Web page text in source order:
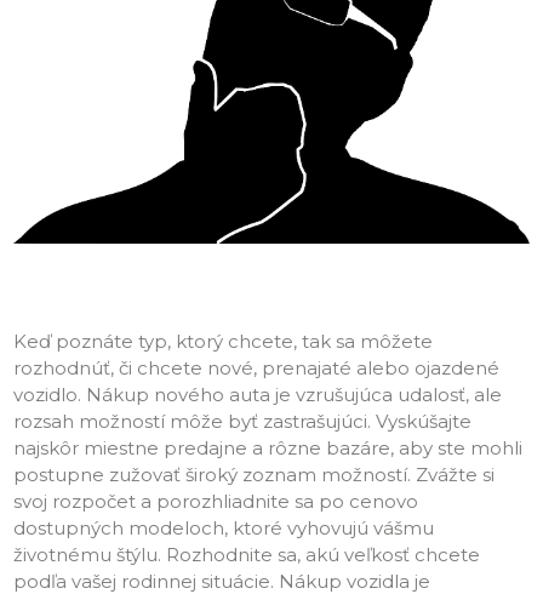
Keď poznáte typ, ktorý chcete, tak sa môžete
rozhodnúť, či chcete nové, prenajaté alebo ojazdené
vozidlo. Nákup nového auta je vzrušujúca udalosť, ale
rozsah možností môže byť zastrašujúci. Vyskúšajte
najskôr miestne predajne a rôzne bazáre, aby ste mohli
postupne zužovať široký zoznam možností. Zvážte si
svoj rozpočet a porozhliadnite sa po cenovo
dostupných modeloch, ktoré vyhovujú vášmu
životnému štýlu. Rozhodnite sa, akú veľkosť chcete
podľa vašej rodinnej situácie. Nákup vozidla je